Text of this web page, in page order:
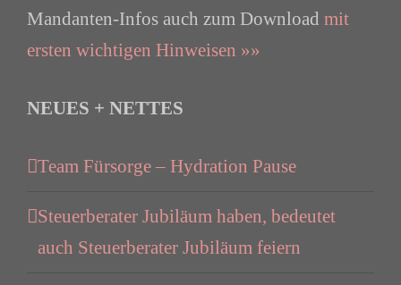
Mandanten-Infos auch zum Download mit
ersten wichtigen Hinweisen »»
NEUES + NETTES
Team Fürsorge – Hydration Pause
Steuerberater Jubiläum haben, bedeutet
auch Steuerberater Jubiläum feiern